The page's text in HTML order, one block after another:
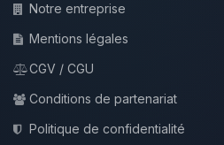
Notre entreprise
Mentions légales
CGV / CGU
Conditions de partenariat
Politique de confidentialité